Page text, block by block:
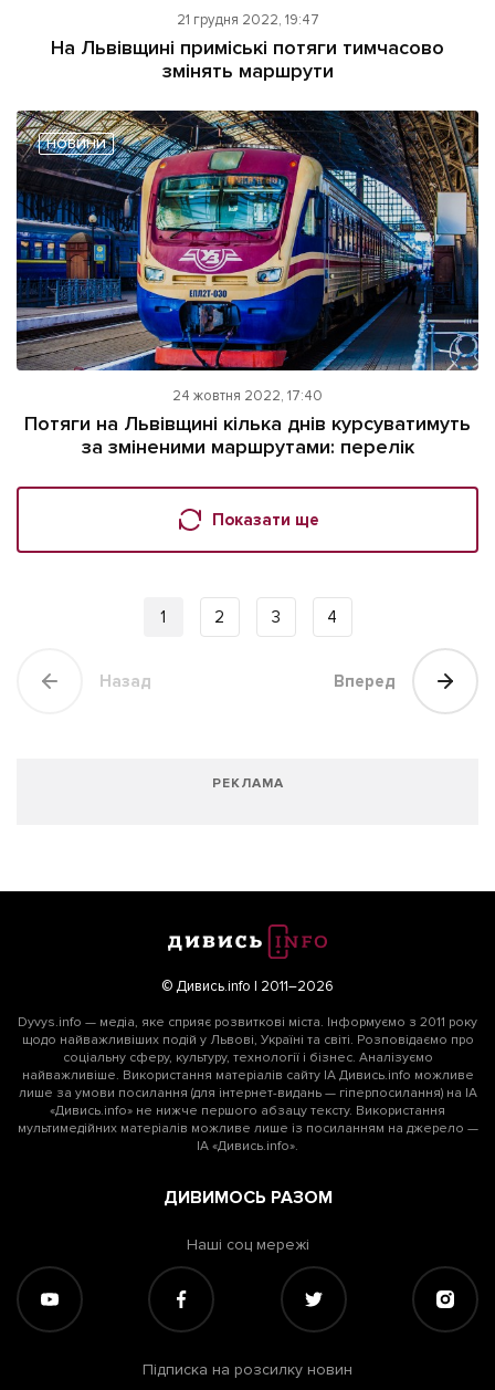
21 грудня 2022, 19:47
На Львівщині приміські потяги тимчасово
змінять маршрути
НОВИНИ
24 жовтня 2022, 17:40
Потяги на Львівщині кілька днів курсуватимуть
за зміненими маршрутами: перелік
Показати ще
Назад
1 2 3 4
Вперед
РЕКЛАМА
© Дивись.info | 2011–2026
Dyvys.info — медіа, яке сприяє розвиткові міста. Інформуємо з 2011 року
щодо найважливіших подій у Львові, Україні та світі. Розповідаємо про
соціальну сферу, культуру, технології і бізнес. Аналізуємо
найважливіше. Використання матеріалів сайту ІА Дивись.info можливе
лише за умови посилання (для інтернет-видань — гіперпосилання) на ІА
«Дивись.info» не нижче першого абзацу тексту. Використання
мультимедійних матеріалів можливе лише із посиланням на джерело —
ІА «Дивись.info».
ДИВИМОСЬ РАЗОМ
Наші соц мережі
Підписка на розсилку новин